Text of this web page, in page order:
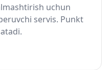
uchun
servis. Punkt